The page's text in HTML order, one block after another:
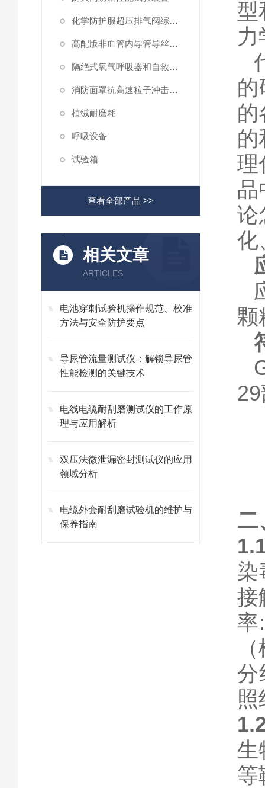
化学防护服超压排气阀综合性测试仪
高配版非血管内导管导丝滑动性能测试仪
隔绝式氧气呼吸器和自救器二氧化碳吸收率及水分含量测试仪
消防面罩抗高速粒子冲击试验机
植绒耐磨耗
呼吸设备
试验箱
查看全部产品 >>
相关文章
ARTICLES
电池穿刺试验机操作规范、校准
方法与安全防护要点
导尿管流量测试仪：解锁导尿管
性能检测的关键技术
电线电缆耐刮磨测试仪的工作原
理与应用解析
双压法微泄漏密封测试仪的应用
领域分析
电缆外套耐刮磨试验机的维护与
保养指南
型
力
的
的
理
品
论
化
颗
29
二
染
接
率:
分
照
生
等